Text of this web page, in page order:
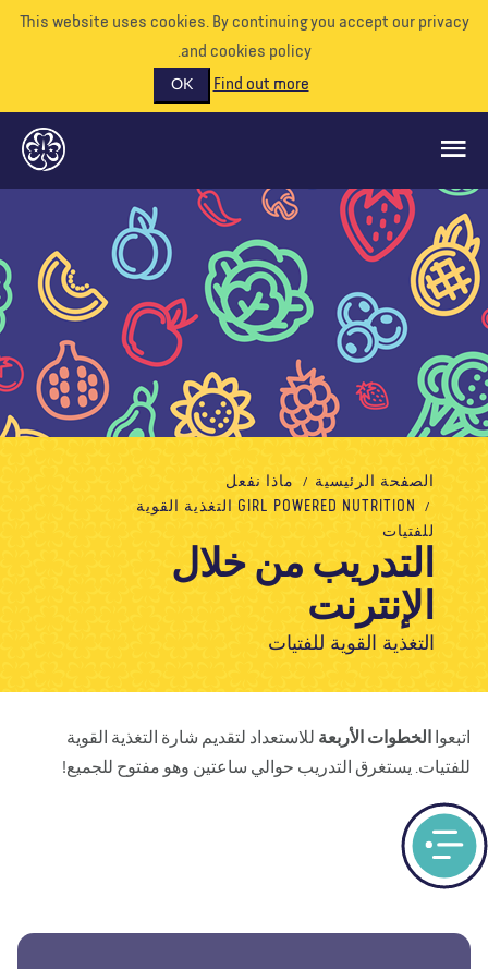
This website uses cookies. By continuing you accept our
and cookies policy.
Find out more
OK
ماذا نفعل
ادعمونا
الأحداث
عالمنا
الصفحة الرئيسية
ماذا نفعل
GIRL POWERED NUTRITION التغذية القوية
للفتيات
التدريب من خلال
الإنترنت
التغذية القوية للفتيات
الخطوات الأربعةللاستعداد لتقديم شارة التغذية القوية
يستغرق التدريب حوالي ساعتين وهو مفتوح للجميع!